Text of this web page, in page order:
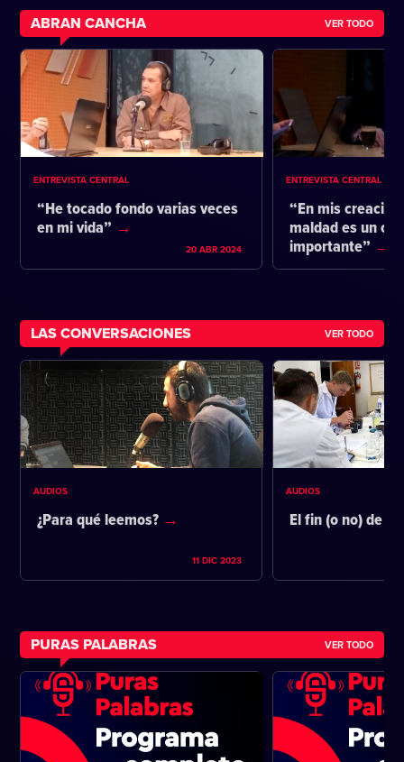
ABRAN CANCHA VER TODO
ENTREVISTA CENTRAL
“He tocado fondo varias veces
en mi vida”
20 ABR 2024
ENTREVISTA CENTRAL
“En mis
maldad es un
importante”
LAS CONVERSACIONES VER TODO
AUDIOS
¿Para qué leemos?
11 DIC 2023
AUDIOS
El fin (o no) de
PURAS PALABRAS VER TODO